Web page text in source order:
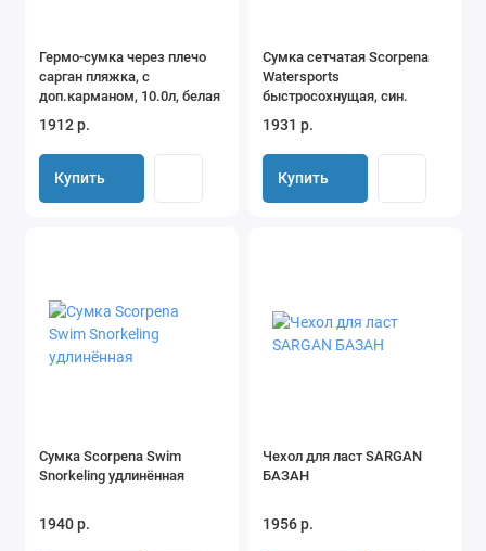
Гермо-сумка через плечо
сарган пляжка, с
доп.карманом, 10.0л, белая
1912 р.
Купить
Сумка сетчатая Scorpena
Watersports
быстросохнущая, син.
1931 р.
Купить
Сумка Scorpena Swim
Snorkeling удлинённая
1940 р.
Чехол для ласт SARGAN
БАЗАН
1956 р.